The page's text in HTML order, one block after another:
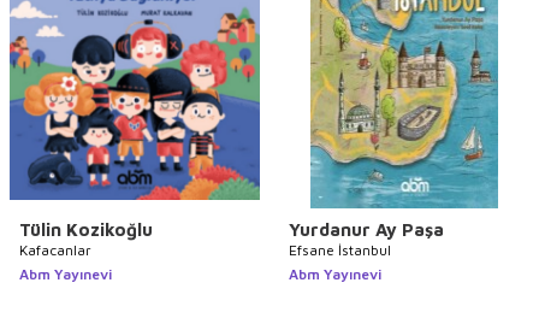
Tülin Kozikoğlu
Kafacanlar
Abm Yayınevi
Yurdanur Ay Paşa
Efsane İstanbul
Abm Yayınevi